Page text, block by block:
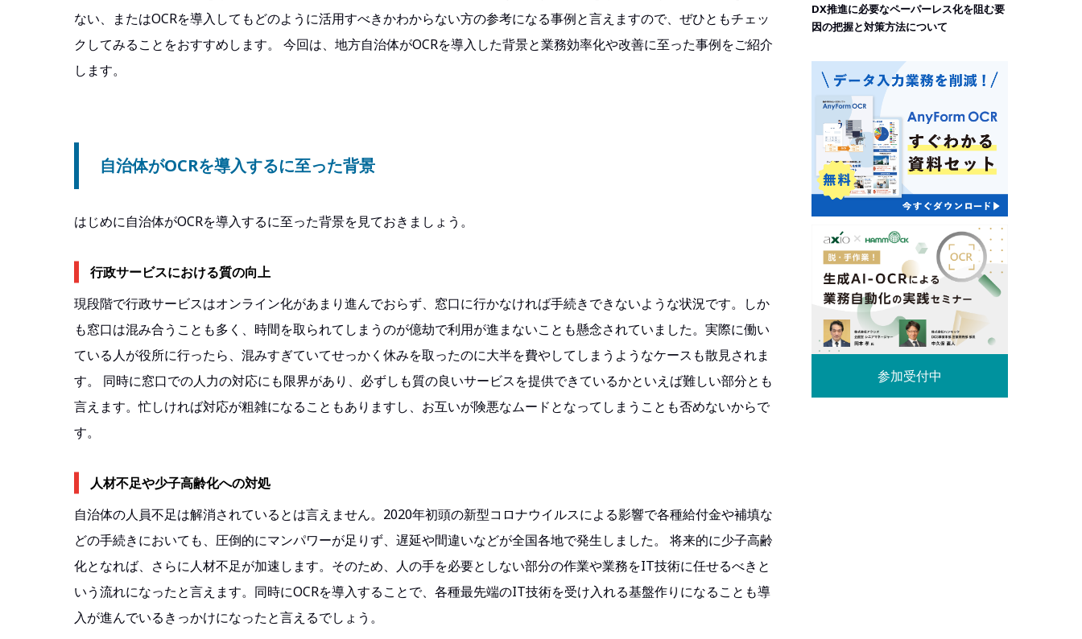
ない、またはOCRを導入してもどのように活用すべきかわからない方の参考になる事例と言えますので、ぜひともチェッ
クしてみることをおすすめします。 今回は、地方自治体がOCRを導入した背景と業務効率化や改善に至った事例をご紹介
します。
自治体がOCRを導入するに至った背景
はじめに自治体がOCRを導入するに至った背景を見ておきましょう。
行政サービスにおける質の向上
現段階で行政サービスはオンライン化があまり進んでおらず、窓口に行かなければ手続きできないような状況です。しか
も窓口は混み合うことも多く、時間を取られてしまうのが億劫で利用が進まないことも懸念されていました。実際に働い
ている人が役所に行ったら、混みすぎていてせっかく休みを取ったのに大半を費やしてしまうようなケースも散見されま
す。 同時に窓口での人力の対応にも限界があり、必ずしも質の良いサービスを提供できているかといえば難しい部分とも
言えます。忙しければ対応が粗雑になることもありますし、お互いが険悪なムードとなってしまうことも否めないからで
す。
人材不足や少子高齢化への対処
自治体の人員不足は解消されているとは言えません。2020年初頭の新型コロナウイルスによる影響で各種給付金や補填な
どの手続きにおいても、圧倒的にマンパワーが足りず、遅延や間違いなどが全国各地で発生しました。 将来的に少子高齢
化となれば、さらに人材不足が加速します。そのため、人の手を必要としない部分の作業や業務をIT技術に任せるべきと
いう流れになったと言えます。同時にOCRを導入することで、各種最先端のIT技術を受け入れる基盤作りになることも導
入が進んでいるきっかけになったと言えるでしょう。
DX推進に必要なペーパーレス化を阻む要
因の把握と対策方法について
参加受付中